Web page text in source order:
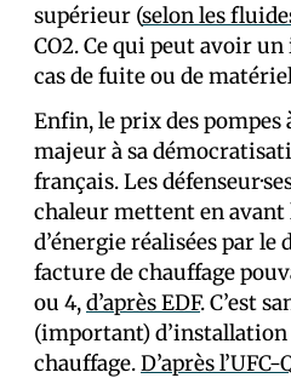
supérieur (selon les
CO2. Ce qui peut avoir
cas de fuite ou de
Enfin, le prix des
majeur à sa
français. Les
chaleur mettent en avant
d’énergie réalisées par
facture de chauffage
ou 4,d’après EDF. C’est
(important) d’installation
chauffage.D’après